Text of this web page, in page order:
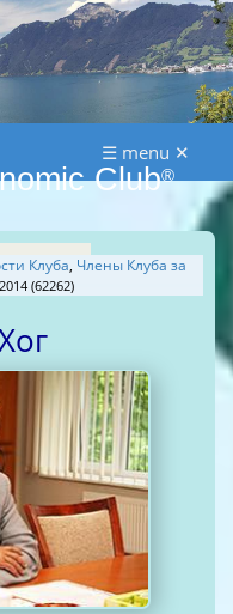
Club®
☰ menu ✕
Клуба, Члены Клуба за
(62262)